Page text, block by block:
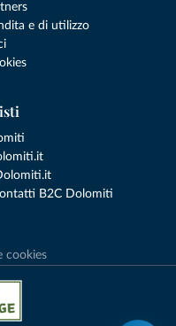
e di utilizzo
B2C Dolomiti
cookies